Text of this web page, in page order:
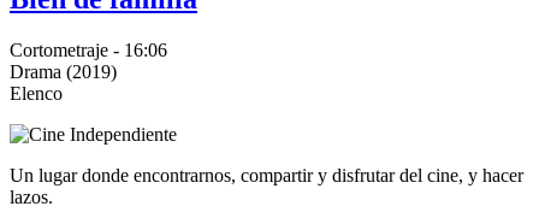
Cortometraje - 16:06
Drama (2019)
Elenco
Un lugar donde encontrarnos, compartir y disfrutar del cine, y hacer
lazos.